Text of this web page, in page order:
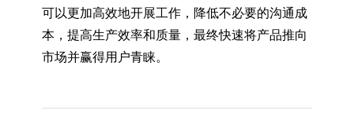
可以更加高效地开展工作，降低不必要的沟通成
本，提高生产效率和质量，最终快速将产品推向
市场并赢得用户青睐。